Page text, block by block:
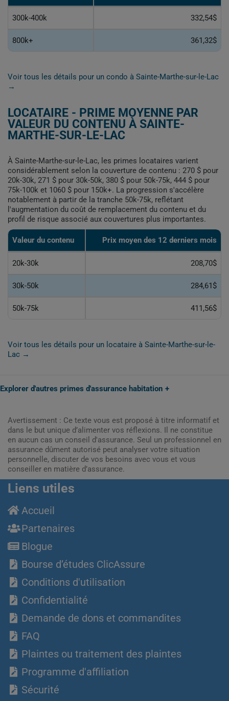
300k-400k 332,54$
800k+ 361,32$
Voir tous les détails pour un condo à Sainte-Marthe-sur-le-Lac
→
LOCATAIRE - PRIME MOYENNE PAR
VALEUR DU CONTENU À SAINTE-
MARTHE-SUR-LE-LAC
À Sainte-Marthe-sur-le-Lac, les primes locataires varient
considérablement selon la couverture de contenu : 270 $ pour
20k-30k, 271 $ pour 30k-50k, 380 $ pour 50k-75k, 444 $ pour
75k-100k et 1060 $ pour 150k+. La progression s'accélère
notablement à partir de la tranche 50k-75k, reflétant
l'augmentation du coût de remplacement du contenu et du
profil de risque associé aux couvertures plus importantes.
Valeur du contenu Prix moyen des 12 derniers mois
20k-30k 208,70$
30k-50k 284,61$
50k-75k 411,56$
Voir tous les détails pour un locataire à Sainte-Marthe-sur-le-
Lac →
Explorer d'autres primes d'assurance habitation
Avertissement : Ce texte vous est proposé à titre informatif et
dans le but unique d’alimenter vos réflexions. Il ne constitue
en aucun cas un conseil d'assurance. Seul un professionnel en
assurance dûment autorisé peut analyser votre situation
personnelle, discuter de vos besoins avec vous et vous
conseiller en matière d’assurance.
Liens utiles
Accueil
Partenaires
Blogue
Bourse d’études ClicAssure
Conditions d'utilisation
Confidentialité
Demande de dons et commandites
FAQ
Plaintes ou traitement des plaintes
Programme d'affiliation
Sécurité